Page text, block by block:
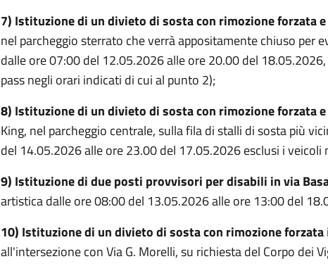
7) Istituzione di un divieto di sosta con rimozione forzata
nel parcheggio sterrato che verrà appositamente chiuso per
dalle ore 07:00 del 12.05.2026 alle ore 20.00 del
pass negli orari indicati di cui al punto 2);
8) Istituzione di un divieto di sosta con rimozione forzata
King, nel parcheggio centrale, sulla fila di stalli di sosta più
del 14.05.2026 alle ore 23.00 del 17.05.2026 esclusi i
9) Istituzione di due posti provvisori per disabili in via
artistica dalle ore 08:00 del 13.05.2026 alle ore 13:00 del
10) Istituzione di un divieto di sosta con rimozione forzata
all'intersezione con Via G. Morelli, su richiesta del Corpo dei